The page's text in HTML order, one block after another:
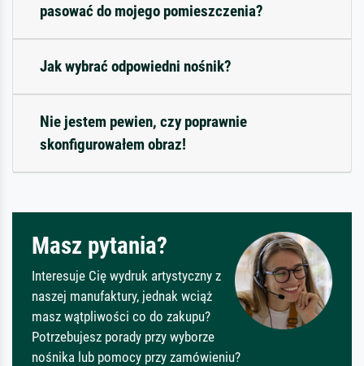
pasować do mojego pomieszczenia?
Jak wybrać odpowiedni nośnik?
Nie jestem pewien, czy poprawnie
skonfigurowałem obraz!
Masz pytania?
Interesuje Cię wydruk artystyczny z
naszej manufaktury, jednak wciąż
masz wątpliwości co do zakupu?
Potrzebujesz porady przy wyborze
nośnika lub pomocy przy zamówieniu?